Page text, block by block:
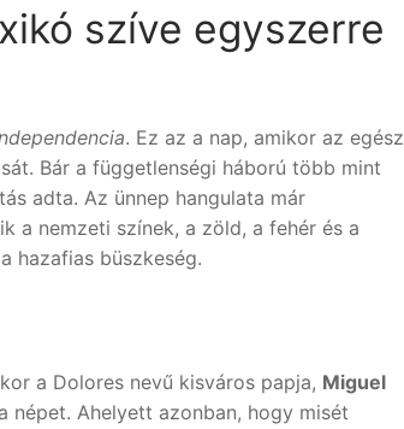
szíve egyszerre
. Ez az a nap, amikor az egész
Bár a függetlenségi háború több mint
adta. Az ünnep hangulata már
a nemzeti színek, a zöld, a fehér és a
hazafias büszkeség.
a Dolores nevű kisváros papja, Miguel
népet. Ahelyett azonban, hogy misét